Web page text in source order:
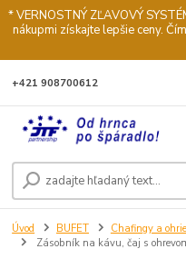
* VERNOSTNÝ ZĽAVOVÝ
nákupmi získajte lepšie ceny.
+421 908700612
Úvod BUFET Chafingy a
Zásobník na kávu, čaj s